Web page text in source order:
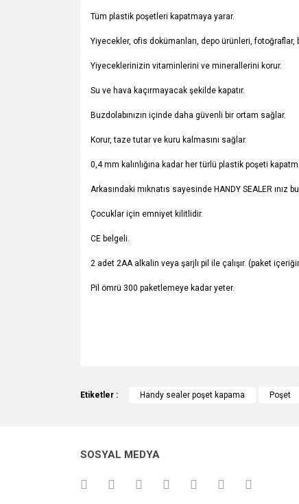
Tüm plastik poşetleri kapatmaya yarar.
Yiyecekler, ofis dokümanları, depo ürünleri,
Yiyeceklerinizin vitaminlerini ve minerallerini korur.
Su ve hava kaçırmayacak şekilde kapatır.
Buzdolabınızın içinde daha güvenli bir ortam sağlar.
Korur, taze tutar ve kuru kalmasını sağlar.
0,4 mm kalınlığına kadar her türlü plastik poşeti
Arkasındaki mıknatıs sayesinde HANDY SEALER ınız
Çocuklar için emniyet kilitlidir.
CE belgeli.
2 adet 2AA alkalin veya şarjlı pil ile çalışır. (paket
Pil ömrü 300 paketlemeye kadar yeter.
Ürün bilgilerinde hatalar bulunuyor.
Etiketler : Handy sealer poşet kapama Poşet
SOSYAL MEDYA